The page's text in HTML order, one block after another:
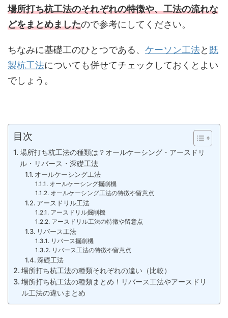
場所打ち杭工法のそれぞれの特徴や、工法の流れな
どをまとめましたので参考にしてください。
ちなみに基礎工のひとつである、 ケーソン工法と 既
製杭工法についても併せてチェックしておくとよい
でしょう。
目次
場所打ち杭工法の種類は？オールケーシング・アースドリ
ル・リバース・深礎工法
オールケーシング工法
オールケーシング掘削機
オールケーシング工法の特徴や留意点
アースドリル工法
アースドリル掘削機
アースドリル工法の特徴や留意点
リバース工法
リバース掘削機
リバース工法の特徴や留意点
深礎工法
場所打ち杭工法の種類それぞれの違い（比較）
場所打ち杭工法の種類まとめ！リバース工法やアースドリ
ル工法の違いまとめ